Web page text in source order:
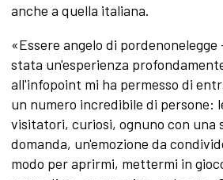
anche a quella italiana.
«Essere angelo di pordenonelegge
stata un'esperienza
all'infopoint mi ha permesso di
un numero incredibile di persone:
visitatori, curiosi, ognuno con una
domanda, un'emozione da
modo per aprirmi, mettermi in